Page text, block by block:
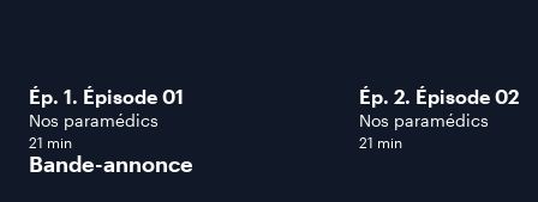
Ép. 1. Épisode 01
Nos paramédics
21 min
Ép. 2. Épisode 02
Nos paramédics
21 min
Bande-annonce